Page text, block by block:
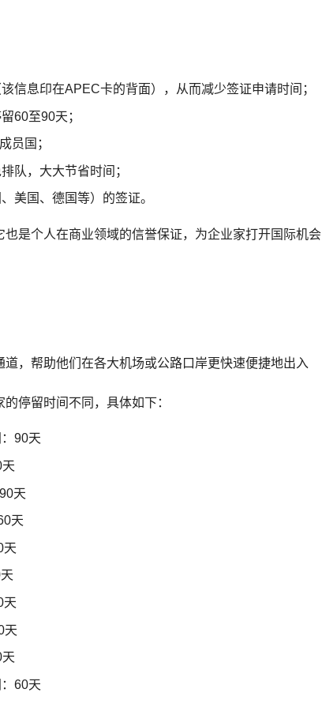
信息印在APEC卡的背面），从而减少签证申请时间；
60至90天；
员国；
队，大大节省时间；
美国、德国等）的签证。
是个人在商业领域的信誉保证，为企业家打开国际机会
，帮助他们在各大机场或公路口岸更快速便捷地出入
停留时间不同，具体如下：
90天
天
天
天
60天